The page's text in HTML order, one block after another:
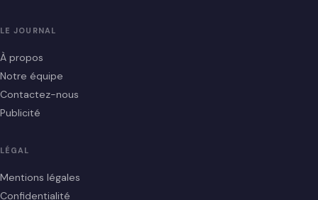
LE JOURNAL
À propos
Notre équipe
Contactez-nous
Publicité
LÉGAL
Mentions légales
Confidentialité